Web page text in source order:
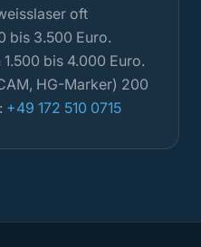
oft
bis 3.500 Euro.
bis 4.000 Euro.
HG-Marker) 200
+49 172 510 0715